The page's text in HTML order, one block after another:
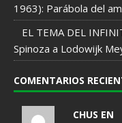
1963): Parábola del
EL TEMA DEL
Spinoza a Lodowijk
COMENTARIOS
CHUS EN